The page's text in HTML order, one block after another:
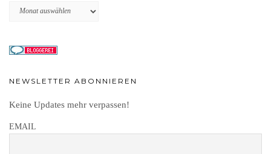
Archiv
NEWSLETTER ABONNIEREN
Keine Updates mehr verpassen!
EMAIL